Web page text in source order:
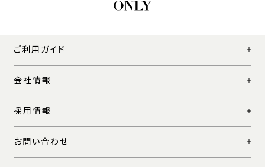
ご利用ガイド
会社情報
採用情報
お問い合わせ